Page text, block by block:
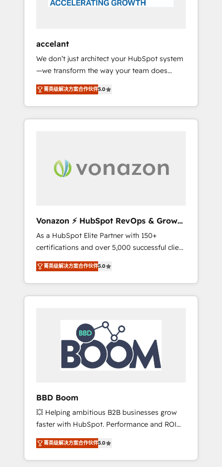
Singapore, and South Africa. Certified
compliant with ISO/IEC 27001:2022 and ISO
9001:2015 across all seven international
offices and 175+ employees.
accelant
We don’t just architect your HubSpot system
—we transform the way your team does
business. As an Elite HubSpot Solutions
Partner, we specialize in creating tailored,
end-to-end CRM solutions that accelerate
growth, improve operational efficiency, and
time to deeply understand your unique
needs, crafting custom strategies that deliver
responsiveness, and ongoing support, we
equip your team to adopt new systems with
confidence and achieve a unified, data-
driven approach to customer engagement.
菁英级解决方案合作伙伴5.0
Vonazon ⚡ HubSpot RevOps & Growth
Strategy Experts
As a HubSpot Elite Partner with 150+
certifications and over 5,000 successful client
engagements, Vonazon turns marketing
complexity into measurable, scalable growth.
From onboarding to enterprise-grade
campaigns, our in-house team builds scalable
HubSpot Integration & Optimization •
Seamless CRM, CMS, and automation setup •
Complex platform migrations and data
cleanups • Custom APIs and third-party
integrations 📈 End-to-End Revenue
tools and CRM optimization • Retention
strategies with customer journey mapping 🏅
Elite-Level HubSpot Execution • 750+
onboardings and 2,000+ implementations •
Deep expertise across marketing, sales, and
service hubs • Built-in flexibility for startups
菁英级解决方案合作伙伴5.0
BBD Boom
💥 Helping ambitious B2B businesses grow
faster with HubSpot. Performance and ROI
focused. 💥 BBD Boom is the HubSpot
partner that can help you to HubSpot Better.
We work with your teams to solve all your
菁英级解决方案合作伙伴5.0